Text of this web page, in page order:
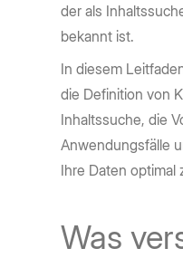
der als
bekannt ist.
In diesem
die Definition von
Inhaltssuche, die
Anwendungsfälle
Ihre Daten optimal
Was